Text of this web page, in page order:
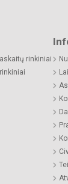
rinkiniai